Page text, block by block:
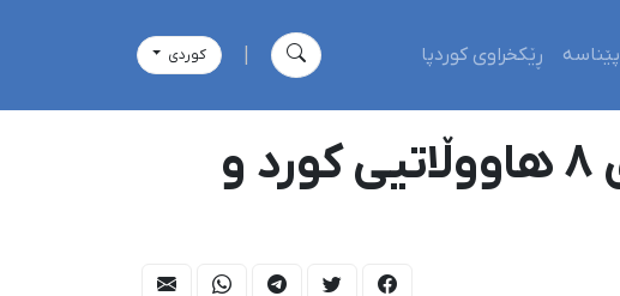
پێناسە ڕێکخراوی کوردپا كوردی
ئیلام؛ درێژەی دەسبەسەرکرانی سەرەڕۆیانەی ٨ هاووڵاتیی کورد و